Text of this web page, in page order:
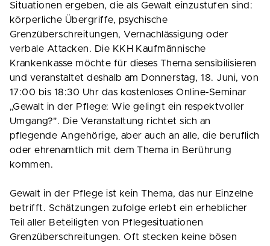
Situationen ergeben, die als Gewalt einzustufen sind:
körperliche Übergriffe, psychische
Grenzüberschreitungen, Vernachlässigung oder
verbale Attacken. Die KKH Kaufmännische
Krankenkasse möchte für dieses Thema sensibilisieren
und veranstaltet deshalb am Donnerstag, 18. Juni, von
17:00 bis 18:30 Uhr das kostenloses Online-Seminar
„Gewalt in der Pflege: Wie gelingt ein respektvoller
Umgang?". Die Veranstaltung richtet sich an
pflegende Angehörige, aber auch an alle, die beruflich
oder ehrenamtlich mit dem Thema in Berührung
kommen.
Gewalt in der Pflege ist kein Thema, das nur Einzelne
betrifft. Schätzungen zufolge erlebt ein erheblicher
Teil aller Beteiligten von Pflegesituationen
Grenzüberschreitungen. Oft stecken keine bösen